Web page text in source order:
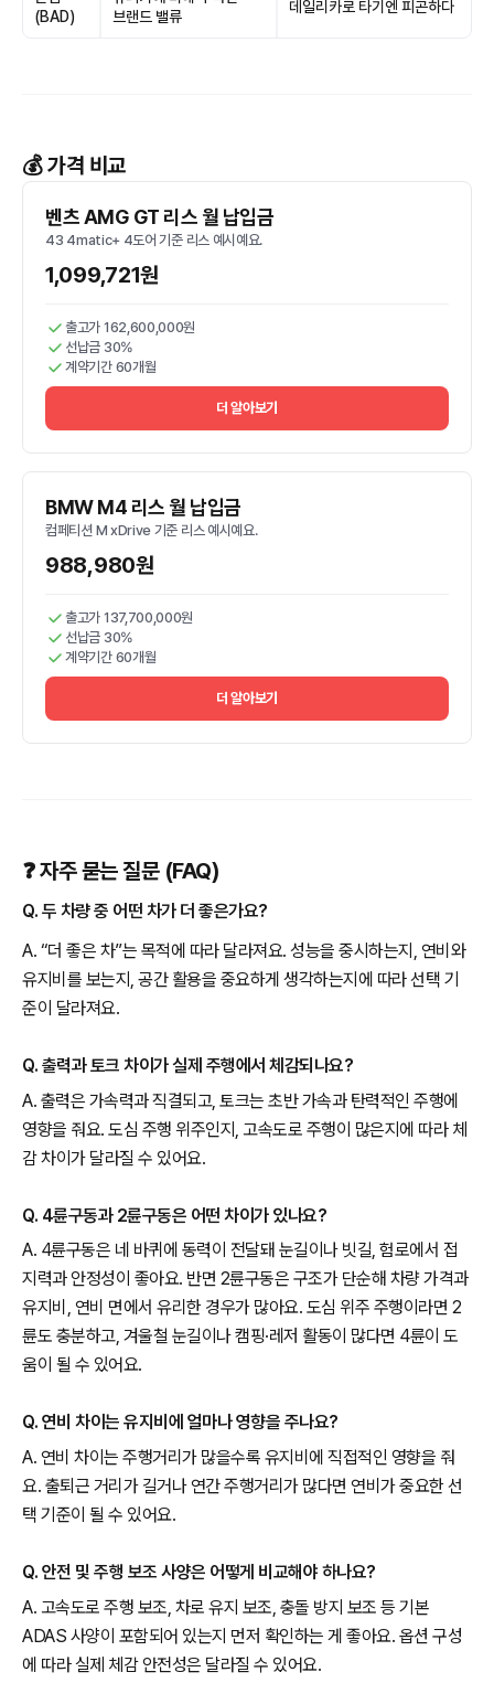
(BAD)
브랜드 밸류
데일리카로 타기엔 피곤하다
💰 가격 비교
벤츠 AMG GT 리스 월 납입금
43 4matic+ 4도어 기준 리스 예시예요.
1,099,721원
출고가 162,600,000원
선납금 30%
계약기간 60개월
더 알아보기
BMW M4 리스 월 납입금
컴페티션 M xDrive 기준 리스 예시예요.
988,980원
출고가 137,700,000원
선납금 30%
계약기간 60개월
더 알아보기
❓ 자주 묻는 질문 (FAQ)
Q. 두 차량 중 어떤 차가 더 좋은가요?
A. “더 좋은 차”는 목적에 따라 달라져요. 성능을 중시하는지, 연비와
유지비를 보는지, 공간 활용을 중요하게 생각하는지에 따라 선택 기
준이 달라져요.
Q. 출력과 토크 차이가 실제 주행에서 체감되나요?
A. 출력은 가속력과 직결되고, 토크는 초반 가속과 탄력적인 주행에
영향을 줘요. 도심 주행 위주인지, 고속도로 주행이 많은지에 따라 체
감 차이가 달라질 수 있어요.
Q. 4륜구동과 2륜구동은 어떤 차이가 있나요?
A. 4륜구동은 네 바퀴에 동력이 전달돼 눈길이나 빗길, 험로에서 접
지력과 안정성이 좋아요. 반면 2륜구동은 구조가 단순해 차량 가격과
유지비, 연비 면에서 유리한 경우가 많아요. 도심 위주 주행이라면 2
륜도 충분하고, 겨울철 눈길이나 캠핑·레저 활동이 많다면 4륜이 도
움이 될 수 있어요.
Q. 연비 차이는 유지비에 얼마나 영향을 주나요?
A. 연비 차이는 주행거리가 많을수록 유지비에 직접적인 영향을 줘
요. 출퇴근 거리가 길거나 연간 주행거리가 많다면 연비가 중요한 선
택 기준이 될 수 있어요.
Q. 안전 및 주행 보조 사양은 어떻게 비교해야 하나요?
A. 고속도로 주행 보조, 차로 유지 보조, 충돌 방지 보조 등 기본
ADAS 사양이 포함되어 있는지 먼저 확인하는 게 좋아요. 옵션 구성
에 따라 실제 체감 안전성은 달라질 수 있어요.